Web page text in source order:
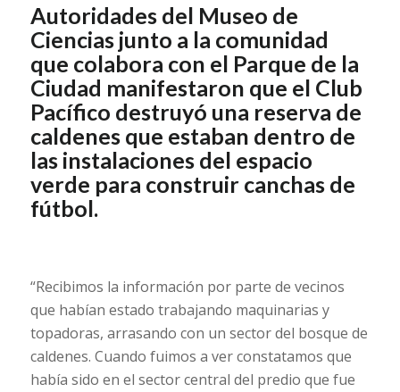
Autoridades del Museo de
Ciencias junto a la comunidad
que colabora con el Parque de la
Ciudad manifestaron que el Club
Pacífico destruyó una reserva de
caldenes que estaban dentro de
las instalaciones del espacio
verde para construir canchas de
fútbol.
“Recibimos la información por parte de vecinos
que habían estado trabajando maquinarias y
topadoras, arrasando con un sector del bosque de
caldenes. Cuando fuimos a ver constatamos que
había sido en el sector central del predio que fue